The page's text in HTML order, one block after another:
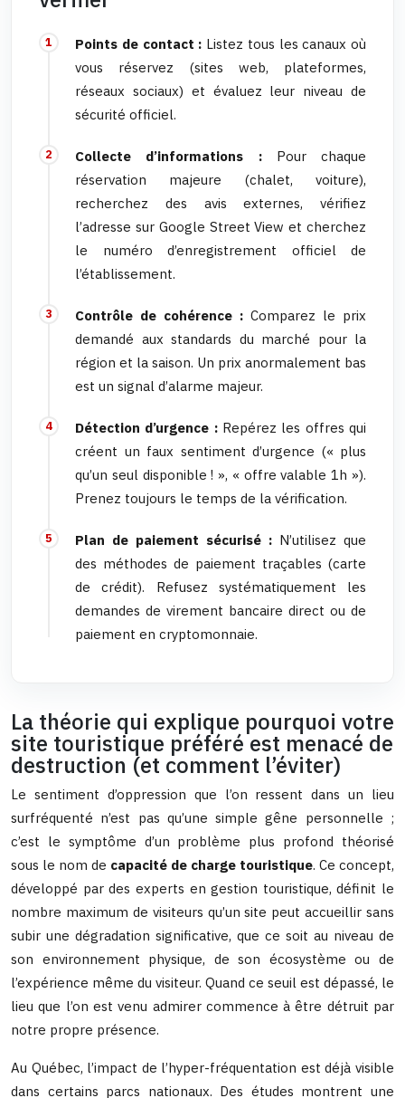
Points de contact : Listez tous les canaux où
vous réservez (sites web, plateformes,
réseaux sociaux) et évaluez leur niveau de
sécurité officiel.
Collecte d’informations :Pour chaque
réservation majeure (chalet, voiture),
recherchez des avis externes, vérifiez
l’adresse sur Google Street View et cherchez
le numéro d’enregistrement officiel de
l’établissement.
Contrôle de cohérence : Comparez le prix
demandé aux standards du marché pour la
région et la saison. Un prix anormalement bas
est un signal d’alarme majeur.
Détection d’urgence :Repérez les offres qui
créent un faux sentiment d’urgence (« plus
qu’un seul disponible ! », « offre valable 1h »).
Prenez toujours le temps de la vérification.
Plan de paiement sécurisé : N’utilisez que
des méthodes de paiement traçables (carte
de crédit). Refusez systématiquement les
demandes de virement bancaire direct ou de
paiement en cryptomonnaie.
La théorie qui explique pourquoi votre
site touristique préféré est menacé de
destruction (et comment l’éviter)
Le sentiment d’oppression que l’on ressent dans un lieu
surfréquenté n’est pas qu’une simple gêne personnelle ;
c’est le symptôme d’un problème plus profond théorisé
sous le nom de capacité de charge touristique. Ce concept,
développé par des experts en gestion touristique, définit le
nombre maximum de visiteurs qu’un site peut accueillir sans
subir une dégradation significative, que ce soit au niveau de
son environnement physique, de son écosystème ou de
l’expérience même du visiteur. Quand ce seuil est dépassé, le
lieu que l’on est venu admirer commence à être détruit par
notre propre présence.
Au Québec, l’impact de l’hyper-fréquentation est déjà visible
dans certains parcs nationaux. Des études montrent une